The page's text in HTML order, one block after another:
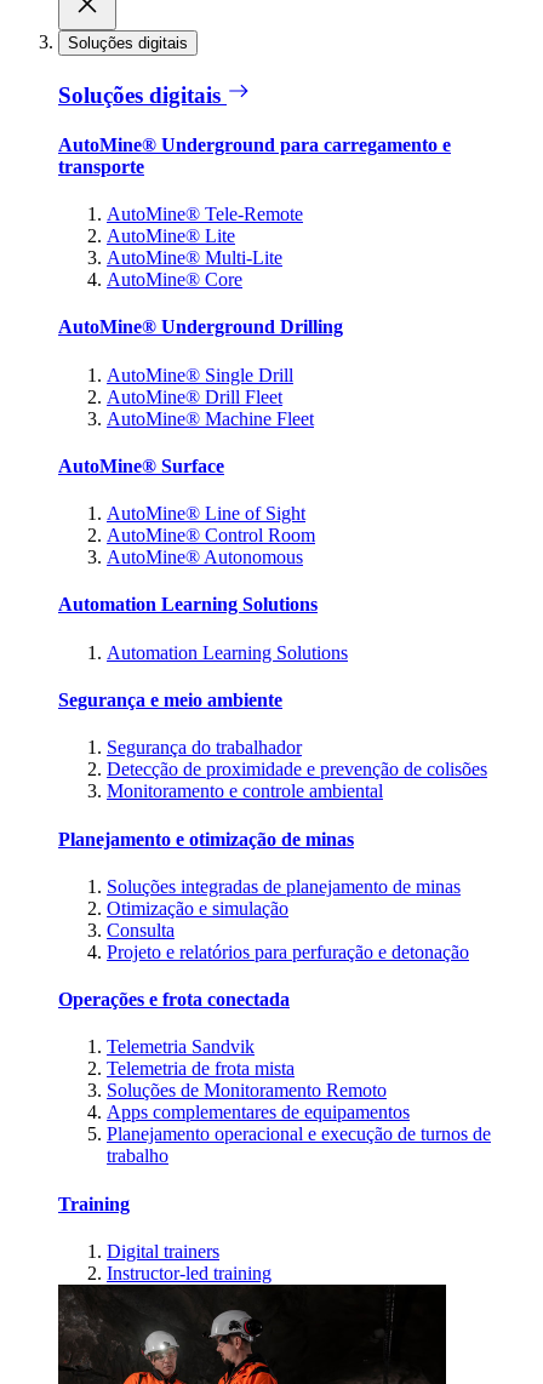
Soluções digitais
Soluções digitais
AutoMine® Underground para carregamento e
transporte
AutoMine® Tele-Remote
AutoMine® Lite
AutoMine® Multi-Lite
AutoMine® Core
AutoMine® Underground Drilling
AutoMine® Single Drill
AutoMine® Drill Fleet
AutoMine® Machine Fleet
AutoMine® Surface
AutoMine® Line of Sight
AutoMine® Control Room
AutoMine® Autonomous
Automation Learning Solutions
Automation Learning Solutions
Segurança e meio ambiente
Segurança do trabalhador
Detecção de proximidade e prevenção de colisões
Monitoramento e controle ambiental
Planejamento e otimização de minas
Soluções integradas de planejamento de minas
Otimização e simulação
Consulta
Projeto e relatórios para perfuração e detonação
Operações e frota conectada
Telemetria Sandvik
Telemetria de frota mista
Soluções de Monitoramento Remoto
Apps complementares de equipamentos
Planejamento operacional e execução de turnos de
trabalho
Training
Digital trainers
Instructor-led training